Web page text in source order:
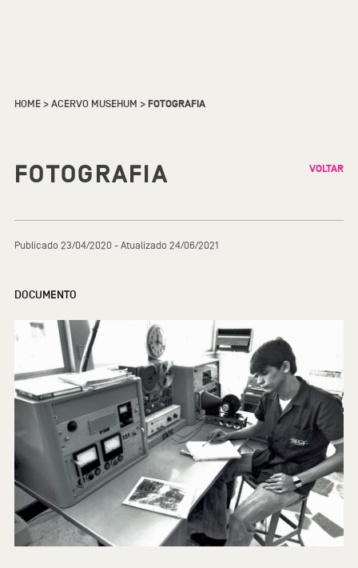
HOME>ACERVO MUSEHUM >FOTOGRAFIA
FOTOGRAFIA VOLTAR
Publicado 23/04/2020 - Atualizado 24/06/2021
DOCUMENTO